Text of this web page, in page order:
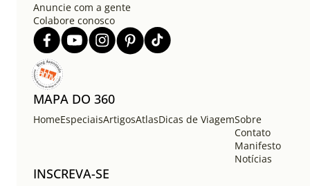
Anuncie com a gente
Colabore conosco
MAPA DO 360
HomeEspeciaisArtigosAtlasDicas de ViagemSobre
Contato
Manifesto
Notícias
INSCREVA-SE